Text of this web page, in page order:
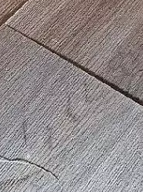
Корсакова, 11")